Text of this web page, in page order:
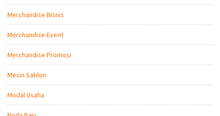
Merchandise Bisnis
Merchandise Event
Merchandise Promosi
Mesin Sablon
Modal Usaha